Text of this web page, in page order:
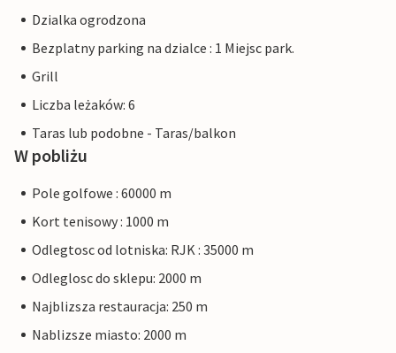
Dzialka ogrodzona
Bezplatny parking na dzialce : 1 Miejsc park.
Grill
Liczba leżaków: 6
Taras lub podobne - Taras/balkon
W pobliżu
Pole golfowe : 60000 m
Kort tenisowy : 1000 m
Odlegtosc od lotniska: RJK : 35000 m
Odleglosc do sklepu: 2000 m
Najblizsza restauracja: 250 m
Nablizsze miasto: 2000 m